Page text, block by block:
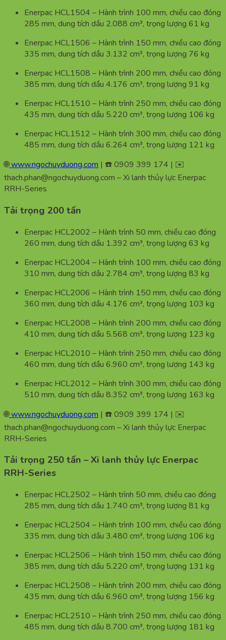
Enerpac HCL1504 – Hành trình 100 mm, chiều cao đóng
285 mm, dung tích dầu 2.088 cm³, trọng lượng 61 kg
Enerpac HCL1506 – Hành trình 150 mm, chiều cao đóng
335 mm, dung tích dầu 3.132 cm³, trọng lượng 76 kg
Enerpac HCL1508 – Hành trình 200 mm, chiều cao đóng
385 mm, dung tích dầu 4.176 cm³, trọng lượng 91 kg
Enerpac HCL1510 – Hành trình 250 mm, chiều cao đóng
435 mm, dung tích dầu 5.220 cm³, trọng lượng 106 kg
Enerpac HCL1512 – Hành trình 300 mm, chiều cao đóng
485 mm, dung tích dầu 6.264 cm³, trọng lượng 121 kg
🌐www.ngochuyduong.com | ☎️ 0909 399 174 | ✉️
thach.phan@ngochuyduong.com – Xi lanh thủy lực Enerpac
RRH-Series
Tải trọng 200 tấn
Enerpac HCL2002 – Hành trình 50 mm, chiều cao đóng
260 mm, dung tích dầu 1.392 cm³, trọng lượng 63 kg
Enerpac HCL2004 – Hành trình 100 mm, chiều cao đóng
310 mm, dung tích dầu 2.784 cm³, trọng lượng 83 kg
Enerpac HCL2006 – Hành trình 150 mm, chiều cao đóng
360 mm, dung tích dầu 4.176 cm³, trọng lượng 103 kg
Enerpac HCL2008 – Hành trình 200 mm, chiều cao đóng
410 mm, dung tích dầu 5.568 cm³, trọng lượng 123 kg
Enerpac HCL2010 – Hành trình 250 mm, chiều cao đóng
460 mm, dung tích dầu 6.960 cm³, trọng lượng 143 kg
Enerpac HCL2012 – Hành trình 300 mm, chiều cao đóng
510 mm, dung tích dầu 8.352 cm³, trọng lượng 163 kg
🌐www.ngochuyduong.com | ☎️ 0909 399 174 | ✉️
thach.phan@ngochuyduong.com – Xi lanh thủy lực Enerpac
RRH-Series
Tải trọng 250 tấn – Xi lanh thủy lực Enerpac
RRH-Series
Enerpac HCL2502 – Hành trình 50 mm, chiều cao đóng
285 mm, dung tích dầu 1.740 cm³, trọng lượng 81 kg
Enerpac HCL2504 – Hành trình 100 mm, chiều cao đóng
335 mm, dung tích dầu 3.480 cm³, trọng lượng 106 kg
Enerpac HCL2506 – Hành trình 150 mm, chiều cao đóng
385 mm, dung tích dầu 5.220 cm³, trọng lượng 131 kg
Enerpac HCL2508 – Hành trình 200 mm, chiều cao đóng
435 mm, dung tích dầu 6.960 cm³, trọng lượng 156 kg
Enerpac HCL2510 – Hành trình 250 mm, chiều cao đóng
485 mm, dung tích dầu 8.700 cm³, trọng lượng 181 kg